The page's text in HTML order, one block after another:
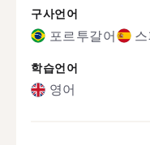
구사언어
포르투갈어
학습언어
영어